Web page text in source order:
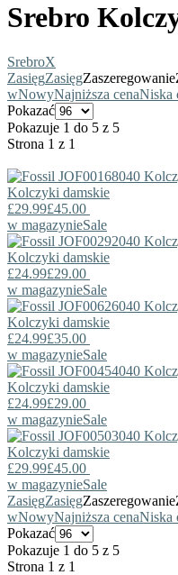
Srebro
SrebroX
ZasięgZasięgZaszeregowanie
wNowyNajniższa cenaNiska
Pokazać
Pokazuje 1 do 5 z 5
Strona 1 z 1
Kolczyki damskie
£29.99£45.00
w magazynieSale
Kolczyki damskie
£24.99£29.00
w magazynieSale
Kolczyki damskie
£24.99£35.00
w magazynieSale
Kolczyki damskie
£24.99£29.00
w magazynieSale
Kolczyki damskie
£29.99£45.00
w magazynieSale
ZasięgZasięgZaszeregowanie
wNowyNajniższa cenaNiska
Pokazać
Pokazuje 1 do 5 z 5
Strona 1 z 1